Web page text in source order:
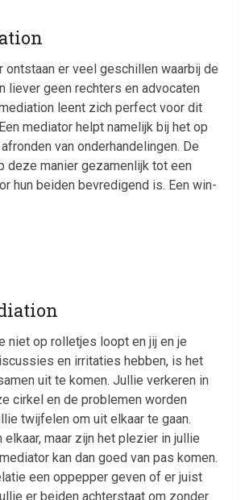
ontstaan er veel geschillen waarbij de
liever geen rechters en advocaten
leent zich perfect voor dit
mediator helpt namelijk bij het op
van onderhandelingen. De
deze manier gezamenlijk tot een
hun beiden bevredigend is. Een win-
niet op rolletjes loopt en jij en je
en irritaties hebben, is het
uit te komen. Jullie verkeren in
cirkel en de problemen worden
twijfelen om uit elkaar te gaan.
elkaar, maar zijn het plezier in jullie
kan dan goed van pas komen.
een oppepper geven of er juist
er beiden achterstaat om zonder